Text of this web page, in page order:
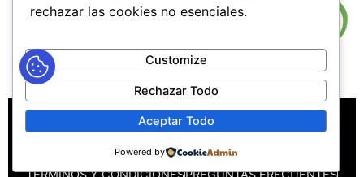
MAPA DEL SITIOPOLÍTICAS DE PRIVACIDAD
POLÍTICAS DE DERECHOS DE AUTOR
POLÍTICA DE TRATAMIENTO DE DATOS PERSONALES
rechazar las cookies no esenciales.
Customize
Rechazar Todo
Aceptar Todo
Powered by